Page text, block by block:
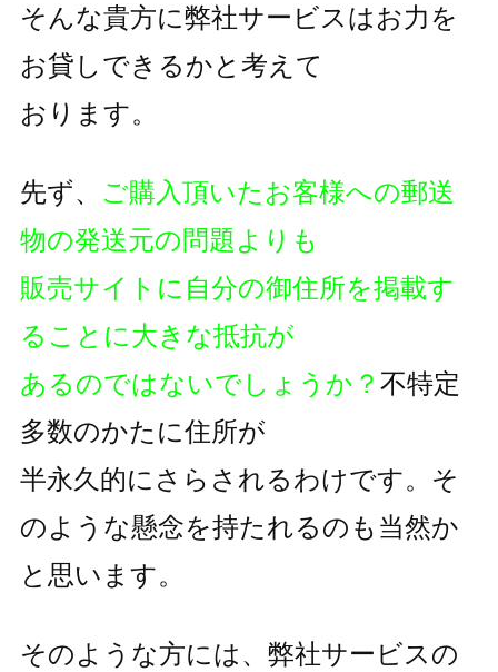
そんな貴方に弊社サービスはお力を
お貸しできるかと考えて
おります。
先ず、 ご購入頂いたお客様への郵送
物の発送元の問題よりも
販売サイトに自分の御住所を掲載す
ることに大きな抵抗が
あるのではないでしょうか？ 不特定
多数のかたに住所が
半永久的にさらされるわけです。そ
のような懸念を持たれるのも 当然か
と思います。
そのような方には、弊社サービスの